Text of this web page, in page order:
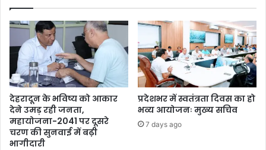
देहरादून के भविष्य को आकार
देने उमड़ रही जनता,
महायोजना-2041 पर दूसरे
चरण की सुनवाई में बढ़ी
भागीदारी
प्रदेशभर में स्वतंत्रता दिवस का हो
भव्य आयोजनः मुख्य सचिव
7 days ago